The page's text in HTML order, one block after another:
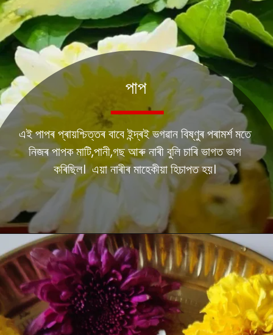
এই পাপৰ প্ৰায়শ্চিত্তৰ বাবে ইন্দ্ৰই ভগৱান বিষ্ণুৰ পৰামৰ্শ মতে
নিজৰ পাপক মাটি,পানী,গছ আৰু নাৰী বুলি চাৰি ভাগত ভাগ
কৰিছিল। এয়া নাৰীৰ মাহেকীয়া হিচাপত হয়।
পাপ